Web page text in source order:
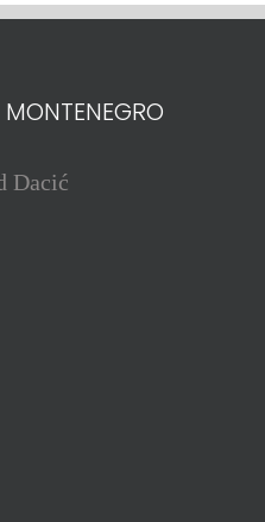
Dacić